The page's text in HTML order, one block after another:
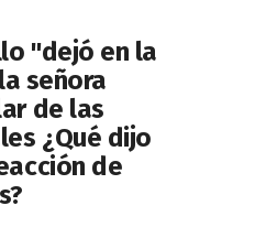
"dejó en la
señora
de las
¿Qué dijo
de